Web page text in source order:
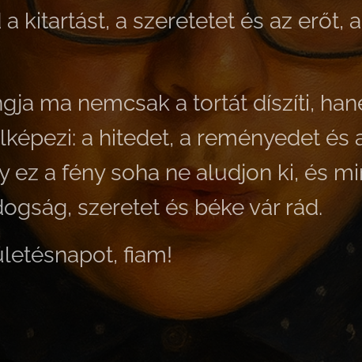
kitartást, a szeretetet és az erőt,
ma nemcsak a tortát díszíti,
a hitedet, a reményedet és
ez a fény soha ne aludjon ki, és
szeretet és béke vár rád.
fiam!